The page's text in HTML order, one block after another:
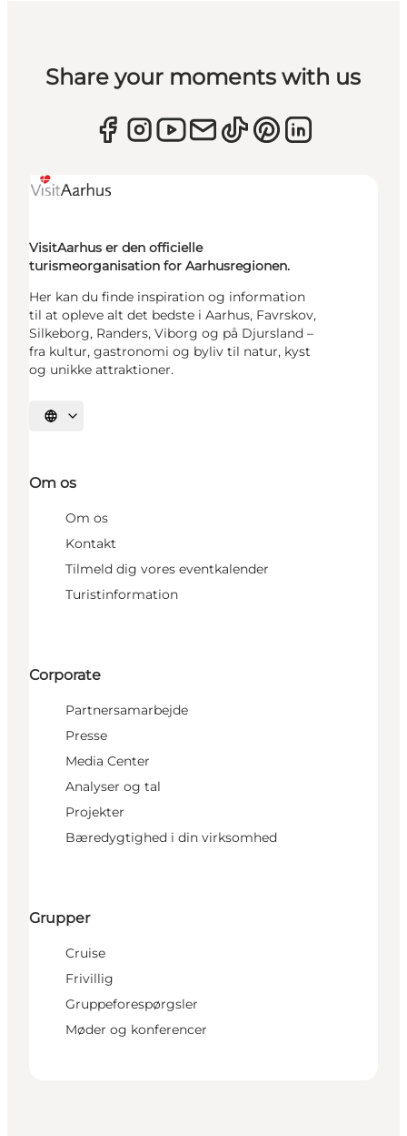
Share your moments with us
VisitAarhus er den officielle
turismeorganisation for Aarhusregionen.
Her kan du finde inspiration og information
til at opleve alt det bedste i Aarhus, Favrskov,
Silkeborg, Randers, Viborg og på Djursland –
fra kultur, gastronomi og byliv til natur, kyst
og unikke attraktioner.
Vælg sprog
Om os
Om os
Kontakt
Tilmeld dig vores eventkalender
Turistinformation
Corporate
Partnersamarbejde
Presse
Media Center
Analyser og tal
Projekter
Bæredygtighed i din virksomhed
Grupper
Cruise
Frivillig
Gruppeforespørgsler
Møder og konferencer